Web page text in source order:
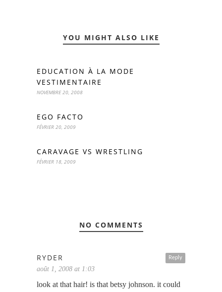
YOU MIGHT ALSO LIKE
EDUCATION À LA MODE
VESTIMENTAIRE
NOVEMBRE 20, 2008
EGO FACTO
FÉVRIER 20, 2009
CARAVAGE VS WRESTLING
FÉVRIER 18, 2009
NO COMMENTS
Reply
RYDER
août 1, 2008 at 1:03
look at that hair! is that betsy johnson. it could